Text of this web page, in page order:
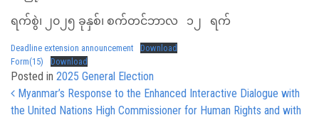
ရက်စွဲ၊ ၂၀၂၅ ခုနှစ်၊ စက်တင်ဘာလ ၁၂ ရက်
Deadline extension announcement
Download
Form(15)
Download
Posted in 2025 General Election
Post navigation
Myanmar’s Response to the Enhanced Interactive Dialogue with
the United Nations High Commissioner for Human Rights and with